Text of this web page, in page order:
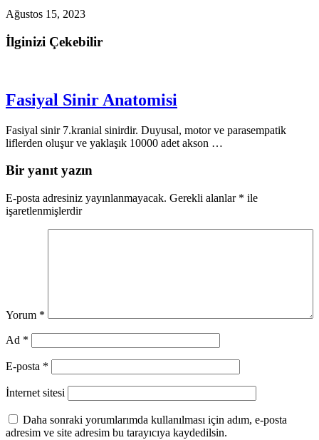
Ağustos 15, 2023
İlginizi Çekebilir
Fasiyal Sinir Anatomisi
Fasiyal sinir 7.kranial sinirdir. Duyusal, motor ve parasempatik
liflerden oluşur ve yaklaşık 10000 adet akson …
Bir yanıt yazın
E-posta adresiniz yayınlanmayacak. Gerekli alanlar * ile
işaretlenmişlerdir
Yorum *
Ad *
E-posta *
İnternet sitesi
Daha sonraki yorumlarımda kullanılması için adım, e-posta
adresim ve site adresim bu tarayıcıya kaydedilsin.